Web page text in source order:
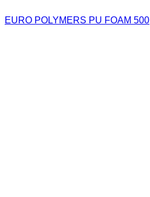
EURO POLYMERS PU FOAM 500